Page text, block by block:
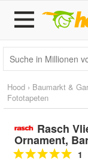
Hood › Baumarkt &
Fototapeten
Rasch
Ornament,
1